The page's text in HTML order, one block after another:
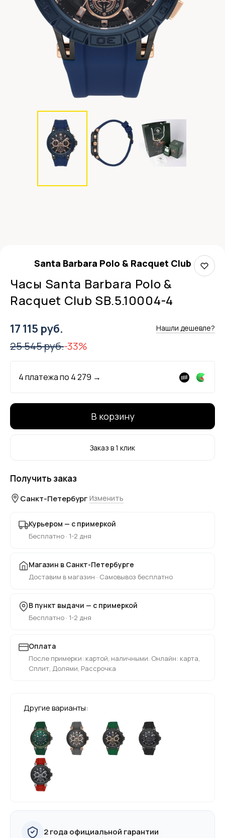
Santa Barbara Polo & Racquet Club
Часы Santa Barbara Polo &
Racquet Club SB.5.10004-4
17 115 руб. Нашли дешевле?
25 545 руб.-33%
4 платежа по 4 279 →
В корзину
Заказ в 1 клик
Получить заказ
Санкт-Петербург Изменить
Курьером — с примеркой
Бесплатно · 1-2 дня
Магазин в Санкт-Петербурге
Доставим в магазин · Самовывоз бесплатно
В пункт выдачи — с примеркой
Бесплатно · 1-2 дня
Оплата
После примерки: картой, наличными. Онлайн: карта,
Сплит, Долями, Рассрочка
Другие варианты:
2 года официальной гарантии